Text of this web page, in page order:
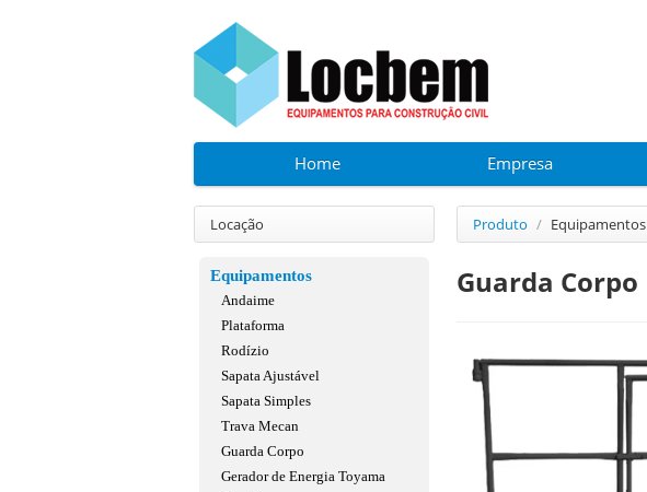
Home Empresa
Locação
Equipamentos
Andaime
Plataforma
Rodízio
Sapata Ajustável
Sapata Simples
Trava Mecan
Guarda Corpo
Gerador de Energia Toyama
Produto / Equipamentos
Guarda Corpo